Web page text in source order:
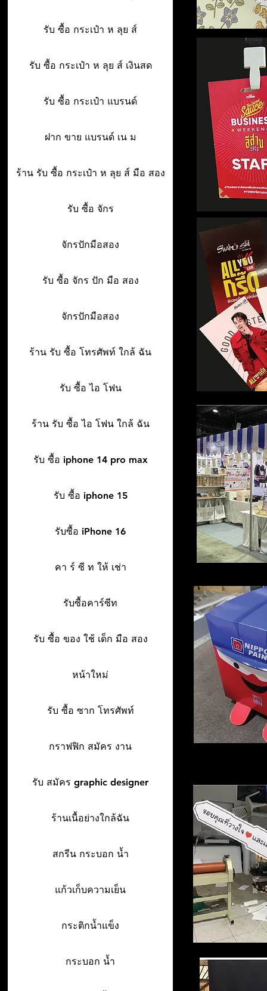
รับ ซื้อ กระเป๋า ห ลุย ส์
รับ ซื้อ กระเป๋า ห ลุย ส์ เงินสด
รับ ซื้อ กระเป๋า แบรนด์
ฝาก ขาย แบรนด์ เน ม
ร้าน รับ ซื้อ กระเป๋า ห ลุย ส์ มือ สอง
รับ ซื้อ จักร
จักรปักมือสอง
รับ ซื้อ จักร ปัก มือ สอง
จักรปักมือสอง
ร้าน รับ ซื้อ โทรศัพท์ ใกล้ ฉัน
รับ ซื้อ ไอ โฟน
ร้าน รับ ซื้อ ไอ โฟน ใกล้ ฉัน
รับ ซื้อ iphone 14 pro max
รับ ซื้อ iphone 15
รับซื้อ iPhone 16
คา ร์ ซี ท ให้ เช่า
รับซื้อคาร์ซีท
รับ ซื้อ ของ ใช้ เด็ก มือ สอง
หน้าใหม่
รับ ซื้อ ซาก โทรศัพท์
กราฟฟิก สมัคร งาน
รับ สมัคร graphic designer
ร้านเนื้อย่างใกล้ฉัน
สกรีน กระบอก น้ำ
แก้วเก็บความเย็น
กระติกน้ำแข็ง
กระบอก น้ำ